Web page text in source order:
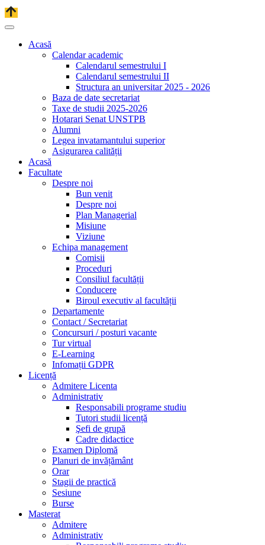
Acasă
Calendar academic
Calendarul semestrului I
Calendarul semestrului II
Structura an universitar 2025 - 2026
Baza de date secretariat
Taxe de studii 2025-2026
Hotarari Senat UNSTPB
Alumni
Legea invatamantului superior
Asigurarea calității
Acasă
Facultate
Despre noi
Bun venit
Despre noi
Plan Managerial
Misiune
Viziune
Echipa management
Comisii
Proceduri
Consiliul facultății
Conducere
Biroul executiv al facultății
Departamente
Contact / Secretariat
Concursuri / posturi vacante
Tur virtual
E-Learning
Infomații GDPR
Licență
Admitere Licenta
Administrativ
Responsabili programe studiu
Tutori studii licență
Şefi de grupă
Cadre didactice
Examen Diplomă
Planuri de invățământ
Orar
Stagii de practică
Sesiune
Burse
Masterat
Admitere
Administrativ